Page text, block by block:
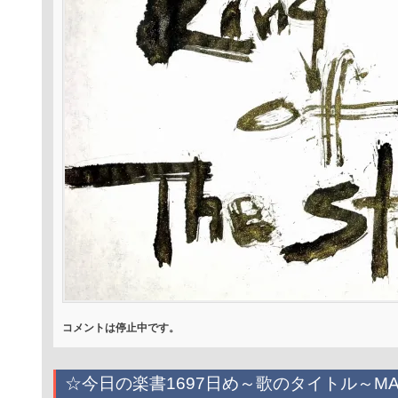
コメントは停止中です。
☆今日の楽書1697日め～歌のタイトル～